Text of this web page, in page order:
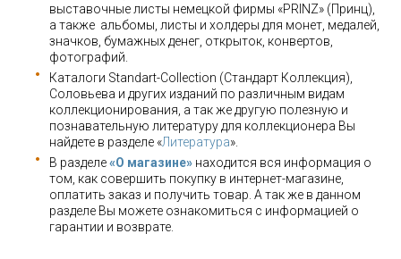
выставочные листы немецкой фирмы «PRINZ» (Принц),
а также альбомы, листы и холдеры для монет, медалей,
значков, бумажных денег, открыток, конвертов,
фотографий.
Каталоги Standart-Collection (Стандарт Коллекция),
Соловьева и других изданий по различным видам
коллекционирования, а так же другую полезную и
познавательную литературу для коллекционера Вы
найдете в разделе «Литература».
В разделе«О магазине» находится вся информация о
том, как совершить покупку в интернет-магазине,
оплатить заказ и получить товар. А так же в данном
разделе Вы можете ознакомиться с информацией о
гарантии и возврате.